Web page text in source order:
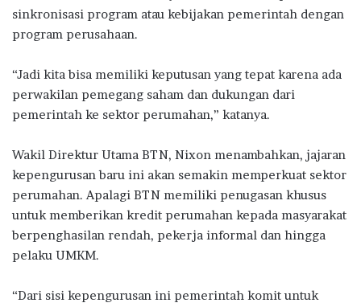
sinkronisasi program atau kebijakan pemerintah dengan
program perusahaan.
“Jadi kita bisa memiliki keputusan yang tepat karena ada
perwakilan pemegang saham dan dukungan dari
pemerintah ke sektor perumahan,” katanya.
Wakil Direktur Utama BTN, Nixon menambahkan, jajaran
kepengurusan baru ini akan semakin memperkuat sektor
perumahan. Apalagi BTN memiliki penugasan khusus
untuk memberikan kredit perumahan kepada masyarakat
berpenghasilan rendah, pekerja informal dan hingga
pelaku UMKM.
“Dari sisi kepengurusan ini pemerintah komit untuk